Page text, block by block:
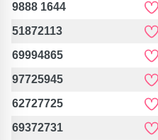
9888 1644
51872113
69994865
97725945
62727725
69372731